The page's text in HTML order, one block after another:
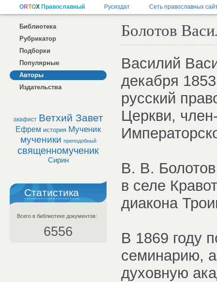
Библиотека
Рубрикатор
Подборки
Популярные
Авторы
Издательства
акафист Ветхий Завет
Ефрем история Мученик
мученики преподобный
священномученик
Сирин
Статистика
Всего в библиотеке документов:
6556
Болотов
Василий
декабря
русский
Церкви,
В. В.
в селе
диакона
В 1869 году
семинарию,
духовную